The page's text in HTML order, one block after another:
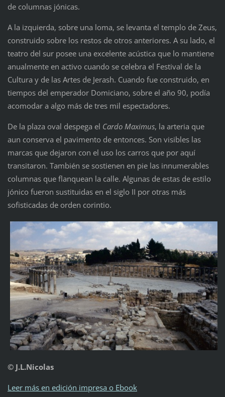
de columnas jónicas.
A la izquierda, sobre una loma, se levanta el templo de Zeus,
construido sobre los restos de otros anteriores. A su lado, el
teatro del sur posee una excelente acústica que lo mantiene
anualmente en activo cuando se celebra el Festival de la
Cultura y de las Artes de Jerash. Cuando fue construido, en
tiempos del emperador Domiciano, sobre el año 90, podía
acomodar a algo más de tres mil espectadores.
De la plaza oval despega el Cardo Maximus, la arteria que
aun conserva el pavimento de entonces. Son visibles las
marcas que dejaron con el uso los carros que por aquí
transitaron. También se sostienen en pie las innumerables
columnas que flanquean la calle. Algunas de estas de estilo
jónico fueron sustituidas en el siglo II por otras más
sofisticadas de orden corintio.
© J.L.Nicolas
Leer más en edición impresa o Ebook